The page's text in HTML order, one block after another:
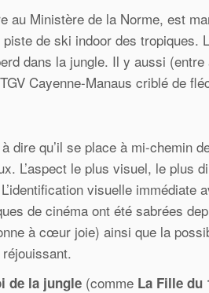
au Ministère de la Norme, est
de ski indoor des tropiques.
dans la jungle. Il y aussi
Cayenne-Manaus criblé de
dire qu’il se place à mi-chemin
L’aspect le plus visuel, le plus
visuelle immédiate
de cinéma ont été sabrées
à cœur joie) ainsi que la
de la jungle (comme La Fille du